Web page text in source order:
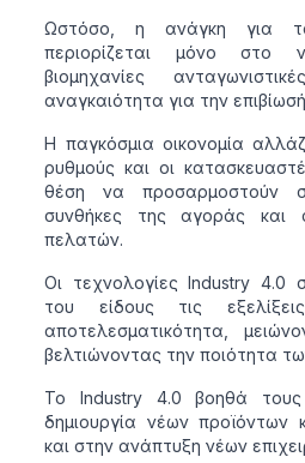
Ωστόσο, η ανάγκη για
περιορίζεται μόνο στο
βιομηχανίες
αναγκαιότητα για την
Η παγκόσμια οικονομία
ρυθμούς και οι
θέση να προσαρμοστούν
συνθήκες της αγοράς και
πελατών.
Οι τεχνολογίες Industry 4.0
του είδους τις
αποτελεσματικότητα,
βελτιώνοντας την ποιότητα
Το Industry 4.0 βοηθά τους
δημιουργία νέων προϊόντων
και στην ανάπτυξη νέων